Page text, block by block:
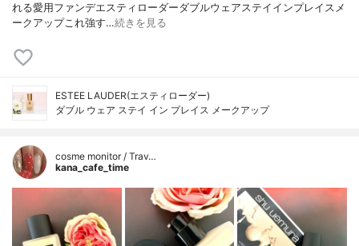
れる愛用ファンデ⁡エスティローダーダブルウェアステイインプレイスメ
ークアップ⁡⁡これ強す…続きを見る
ESTEE LAUDER(エスティローダー)
ダブル ウェア ステイ イン プレイス メークアップ
cosme monitor / Trav…
kana_cafe_time